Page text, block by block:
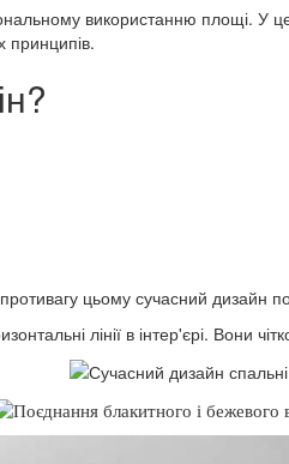
використанню площі. У
принципів.
цьому сучасний дизайн
лінії в інтер'єрі. Вони